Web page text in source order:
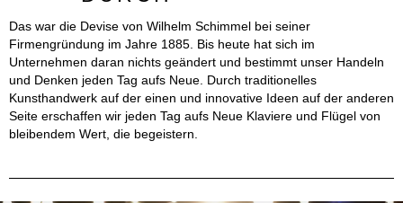
Das war die Devise von Wilhelm Schimmel bei seiner
Firmengründung im Jahre 1885. Bis heute hat sich im
Unternehmen daran nichts geändert und bestimmt unser Handeln
und Denken jeden Tag aufs Neue. Durch traditionelles
Kunsthandwerk auf der einen und innovative Ideen auf der anderen
Seite erschaffen wir jeden Tag aufs Neue Klaviere und Flügel von
bleibendem Wert, die begeistern.